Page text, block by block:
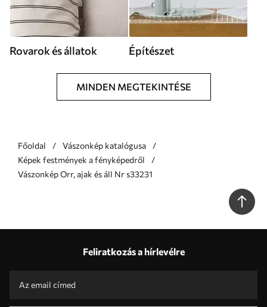
Rovarok és állatok Építészet
MINDEN MEGTEKINTÉSE
Főoldal
Vászonkép katalógusa
Képek festmények a fényképedről
Vászonkép Orr, ajak és áll Nr s33231
Feliratkozás a hírlevélre